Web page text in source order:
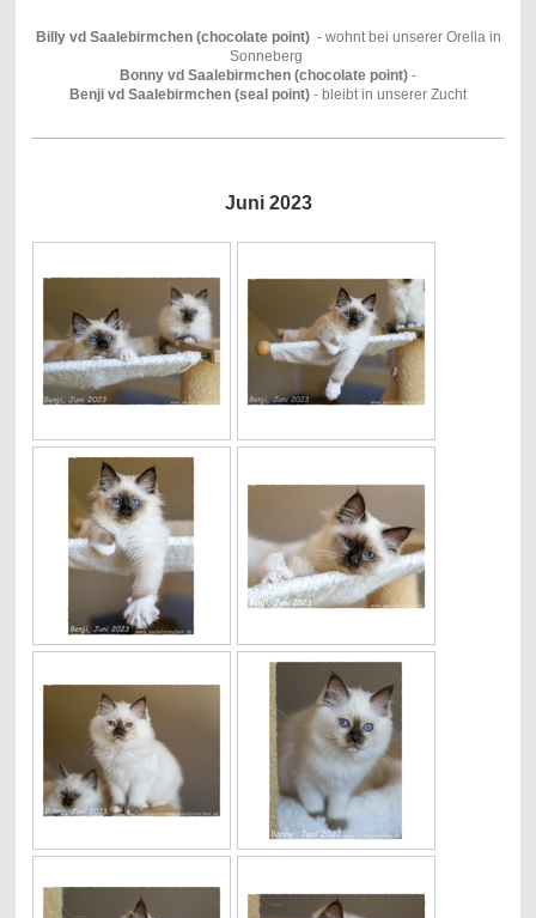
Billy vd Saalebirmchen (chocolate point) - wohnt bei unserer Orella in
Sonneberg
Bonny vd Saalebirmchen (chocolate point) -
Benji vd Saalebirmchen (seal point) - bleibt in unserer Zucht
Juni 2023